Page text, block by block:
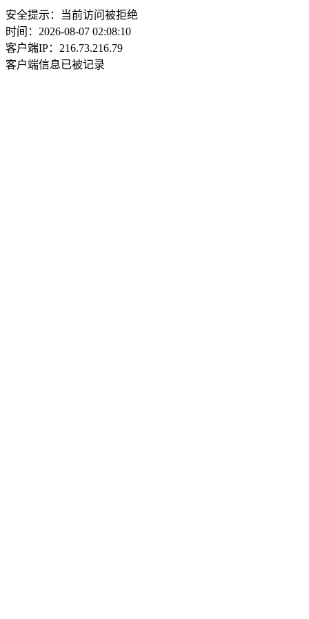
安全提示：当前访问被拒绝
时间：2026-08-07 02:08:10
客户端IP：216.73.216.79
客户端信息已被记录